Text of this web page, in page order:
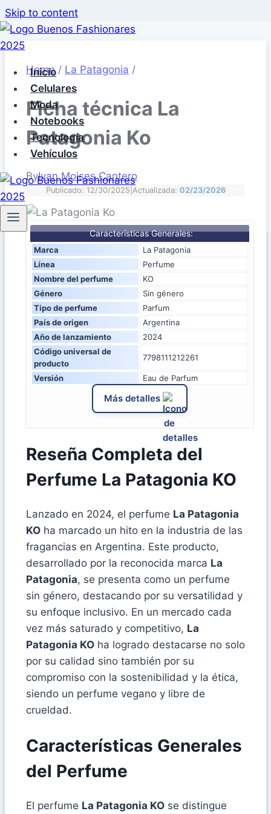
Skip to content
Inicio
Celulares
Moda
Notebooks
Tecnología
Vehículos
Home / La Patagonia /
Ficha técnica La
Patagonia Ko
ByIvan Moises Cantero
Publicado: 12/30/2025 Actualizada: 02/23/2026
Características Generales:
Marca
La Patagonia
Línea
Perfume
Nombre del perfume
KO
Género
Sin género
Tipo de perfume
Parfum
País de origen
Argentina
Año de lanzamiento
2024
Código universal de
producto
7798111212261
Versión Eau de Parfum
Más detalles
Reseña Completa del
Perfume La Patagonia KO
Lanzado en 2024, el perfume La Patagonia
KO ha marcado un hito en la industria de las
fragancias en Argentina. Este producto,
desarrollado por la reconocida marca La
Patagonia, se presenta como un perfume
sin género, destacando por su versatilidad y
su enfoque inclusivo. En un mercado cada
vez más saturado y competitivo, La
Patagonia KO ha logrado destacarse no solo
por su calidad sino también por su
compromiso con la sostenibilidad y la ética,
siendo un perfume vegano y libre de
crueldad.
Características Generales
del Perfume
El perfume La Patagonia KO se distingue